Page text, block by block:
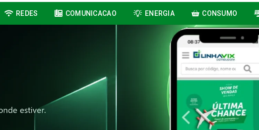
REDES COMUNICACAO ENERGIA CONSUMO